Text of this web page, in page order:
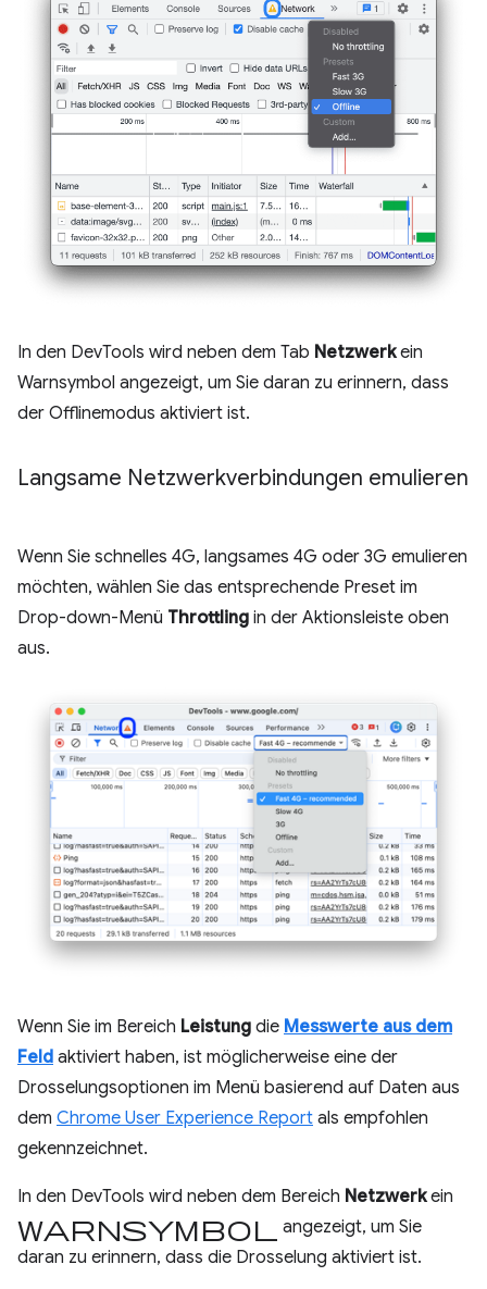
In den DevTools wird neben dem Tab Netzwerkein
Warnsymbol angezeigt, um Sie daran zu erinnern, dass
der Offlinemodus aktiviert ist.
Langsame Netzwerkverbindungen emulieren
Wenn Sie schnelles 4G, langsames 4G oder 3G emulieren
möchten, wählen Sie das entsprechende Preset im
Drop-down-Menü Throttling in der Aktionsleiste oben
aus.
Wenn Sie im Bereich Leistung die Messwerte aus dem
Feld aktiviert haben, ist möglicherweise eine der
Drosselungsoptionen im Menü basierend auf Daten aus
dem Chrome User Experience Report als empfohlen
gekennzeichnet.
In den DevTools wird neben dem Bereich Netzwerkein
Warnsymbol
angezeigt, um Sie
daran zu erinnern, dass die Drosselung aktiviert ist.